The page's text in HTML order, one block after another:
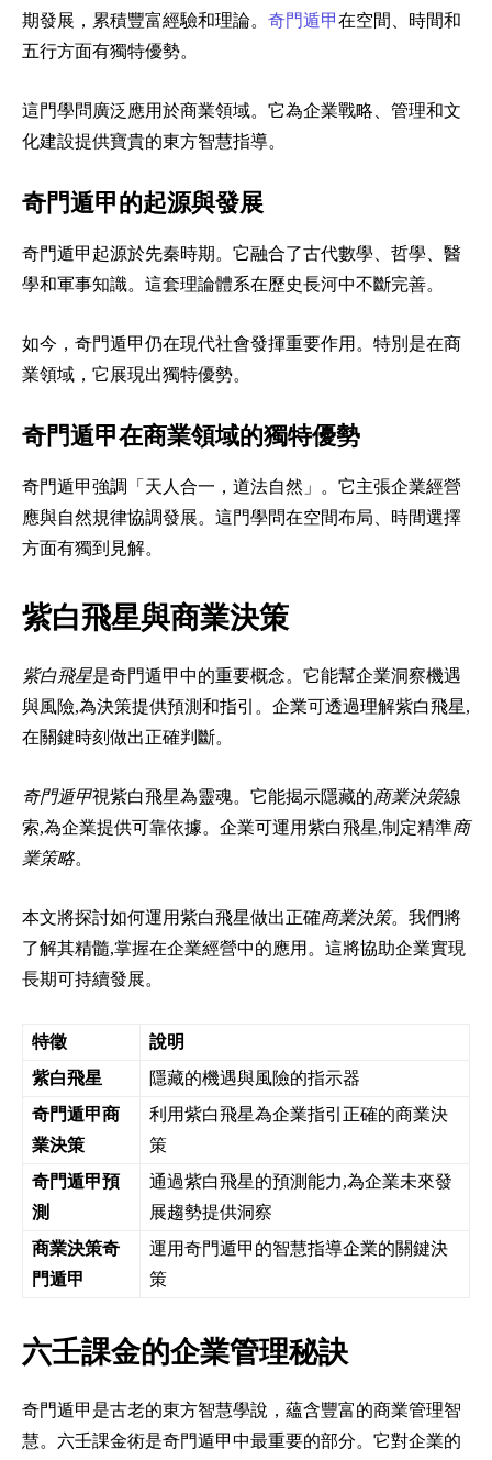
期發展，累積豐富經驗和理論。 奇門遁甲在空間、時間和
五行方面有獨特優勢。
這門學問廣泛應用於商業領域。它為企業戰略、管理和文
化建設提供寶貴的東方智慧指導。
奇門遁甲的起源與發展
奇門遁甲起源於先秦時期。它融合了古代數學、哲學、醫
學和軍事知識。這套理論體系在歷史長河中不斷完善。
如今，奇門遁甲仍在現代社會發揮重要作用。特別是在商
業領域，它展現出獨特優勢。
奇門遁甲在商業領域的獨特優勢
奇門遁甲強調「天人合一，道法自然」。它主張企業經營
應與自然規律協調發展。這門學問在空間布局、時間選擇
方面有獨到見解。
紫白飛星與商業決策
紫白飛星是奇門遁甲中的重要概念。它能幫企業洞察機遇
與風險,為決策提供預測和指引。企業可透過理解紫白飛星,
在關鍵時刻做出正確判斷。
奇門遁甲視紫白飛星為靈魂。它能揭示隱藏的商業決策線
索,為企業提供可靠依據。企業可運用紫白飛星,制定精準商
業策略。
本文將探討如何運用紫白飛星做出正確商業決策。我們將
了解其精髓,掌握在企業經營中的應用。這將協助企業實現
長期可持續發展。
特徵
說明
紫白飛星
隱藏的機遇與風險的指示器
奇門遁甲商
業決策
利用紫白飛星為企業指引正確的商業決
策
奇門遁甲預
測
通過紫白飛星的預測能力,為企業未來發
展趨勢提供洞察
商業決策奇
門遁甲
運用奇門遁甲的智慧指導企業的關鍵決
策
六壬課金的企業管理秘訣
奇門遁甲是古老的東方智慧學說，蘊含豐富的商業管理智
慧。六壬課金術是奇門遁甲中最重要的部分。它對企業的